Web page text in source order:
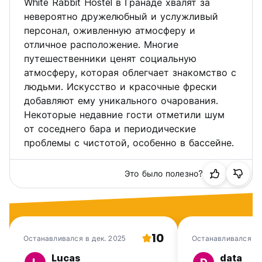
Расписание вечеринок
Понедельник – живая музыка/открытый микрофон.
Вторник – прохлада
Среда — Круиз с выпивкой после вечеринки.
Четверг – Холод
Пятница — предварительные вечеринки Treehouse Jungle
Rave и трансфер.
Воскресенье – Холод
White Rabbit Hostel в Гранаде хвалят за
невероятно дружелюбный и услужливый
персонал, оживленную атмосферу и
отличное расположение. Многие
путешественники ценят социальную
атмосферу, которая облегчает знакомство с
людьми. Искусство и красочные фрески
добавляют ему уникального очарования.
Некоторые недавние гости отметили шум
от соседнего бара и периодические
проблемы с чистотой, особенно в бассейне.
Это было полезно?
Останавливался в дек. 2025 10
Lucas
Останавливался в
data